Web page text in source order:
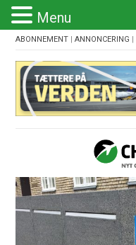
ABONNEMENT |ANNONCERING |
Menu